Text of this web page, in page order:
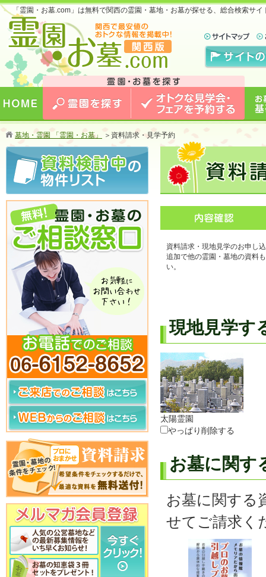
「霊園・お墓.com」は無料で関西の霊園・墓地・お墓が探せる、総合検索サ
お墓のことなら霊園・お墓.com 関西版 関西で
最安値のおトクな情報を掲載中！
する
墓地・霊園 「霊園・お墓」 ＞ 資料請求・見学予約
資料請求・現地見学のお申し
追加で他の霊園・墓地の資料
い。
現地見学す
太陽霊園
やっぱり削除する
お墓に関す
お墓に関する
せてご請求く